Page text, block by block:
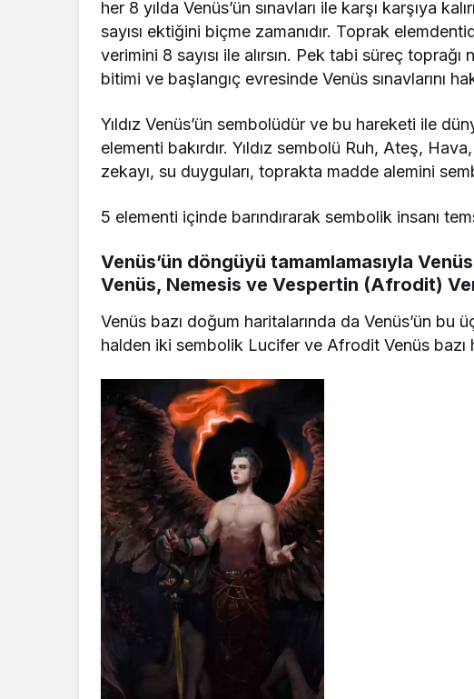
her 8 yılda Venüs’ün sınavları ile karşı karşıya
sayısı ektiğini biçme zamanıdır. Toprak
verimini 8 sayısı ile alırsın. Pek tabi süreç
bitimi ve başlangıç evresinde Venüs sınavlarını
Yıldız Venüs’ün sembolüdür ve bu hareketi ile
elementi bakırdır. Yıldız sembolü Ruh, Ateş,
zekayı, su duyguları, toprakta madde alemini
5 elementi içinde barındırarak sembolik insanı
Venüs’ün döngüyü tamamlamasıyla
Venüs, Nemesis ve Vespertin (Afrodit)
Venüs bazı doğum haritalarında da Venüs’ün bu
halden iki sembolik Lucifer ve Afrodit Venüs bazı